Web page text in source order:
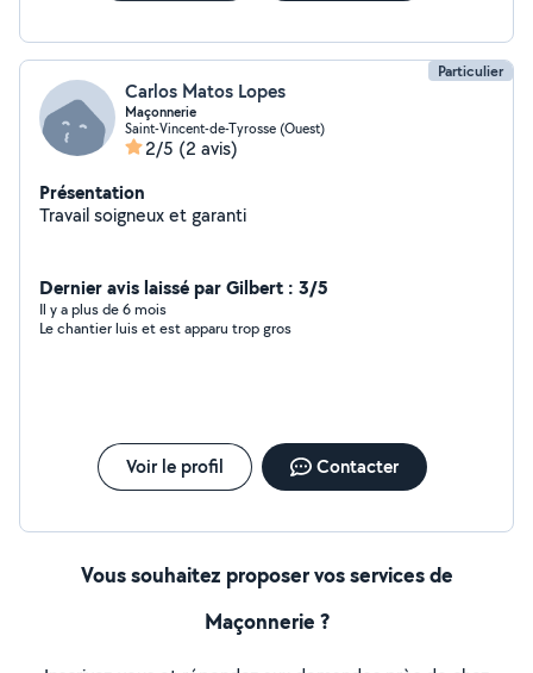
Particulier
Carlos Matos Lopes
Maçonnerie
Saint-Vincent-de-Tyrosse (Ouest)
2/5 (2 avis)
Présentation
Travail soigneux et garanti
Dernier avis laissé par Gilbert : 3/5
Il y a plus de 6 mois
Le chantier luis et est apparu trop gros
Voir le profil Contacter
Vous souhaitez proposer vos services de
Maçonnerie ?